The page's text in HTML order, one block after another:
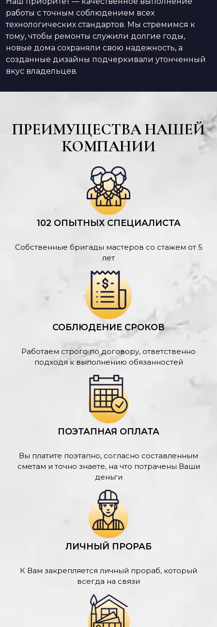
работы с точным соблюдением всех
технологических стандартов. Мы стремимся к
тому, чтобы ремонты служили долгие годы,
новые дома сохраняли свою надежность, а
созданные дизайны подчеркивали утонченный
вкус владельцев.
ПРЕИМУЩЕСТВА НАШЕЙ
КОМПАНИИ
102 ОПЫТНЫХ СПЕЦИАЛИСТА
Собственные бригады мастеров со стажем от 5
лет
СОБЛЮДЕНИЕ СРОКОВ
Работаем строго по договору, ответственно
подходя к выполнению обязанностей
ПОЭТАПНАЯ ОПЛАТА
Вы платите поэтапно, согласно составленным
сметам и точно знаете, на что потрачены Ваши
деньги
ЛИЧНЫЙ ПРОРАБ
К Вам закрепляется личный прораб, который
всегда на связи